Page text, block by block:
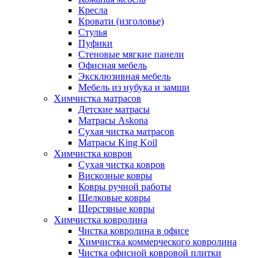
Кресла
Кровати (изголовье)
Стулья
Пуфики
Стеновые мягкие панели
Офисная мебель
Эксклюзивная мебель
Мебель из нубука и замши
Химчистка матрасов
Детские матрасы
Матрасы Askona
Сухая чистка матрасов
Матрасы King Koil
Химчистка ковров
Сухая чистка ковров
Вискозные ковры
Ковры ручной работы
Шелковые ковры
Шерстяные ковры
Химчистка ковролина
Чистка ковролина в офисе
Химчистка коммерческого ковролина
Чистка офисной ковровой плитки